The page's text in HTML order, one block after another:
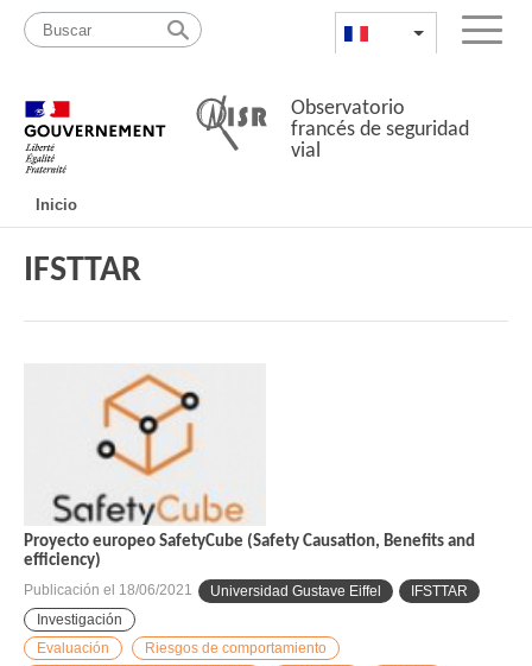
Pasar
contenido
Mapa
web
List additional
Menu
Observatorio
francés de seguridad
vial
principale
Inicio
IFSTTAR
Proyecto europeo SafetyCube (Safety Causation, Benefits and
efficiency)
Publicación el 18/06/2021 Universidad Gustave Eiffel
IFSTTAR
Investigación
Evaluación
Riesgos de comportamiento